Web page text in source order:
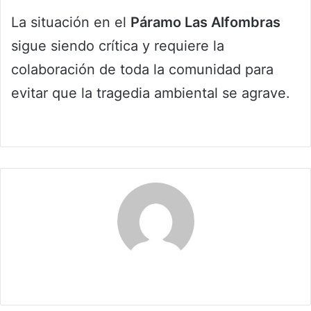
La situación en el Páramo Las Alfombras
sigue siendo crítica y requiere la
colaboración de toda la comunidad para
evitar que la tragedia ambiental se agrave.